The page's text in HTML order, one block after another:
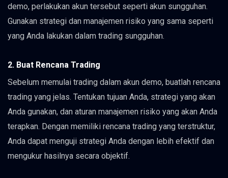
demo, perlakukan akun tersebut seperti akun sungguhan.
Gunakan strategi dan manajemen risiko yang sama seperti
yang Anda lakukan dalam trading sungguhan.
2. Buat Rencana Trading
Sebelum memulai trading dalam akun demo, buatlah rencana
trading yang jelas. Tentukan tujuan Anda, strategi yang akan
Anda gunakan, dan aturan manajemen risiko yang akan Anda
terapkan. Dengan memiliki rencana trading yang terstruktur,
Anda dapat menguji strategi Anda dengan lebih efektif dan
mengukur hasilnya secara objektif.